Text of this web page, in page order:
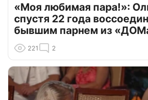
«Моя любимая пара!»:
спустя 22 года
бывшим парнем из
221 2